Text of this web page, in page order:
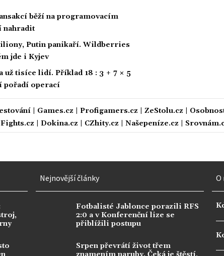
běží na programovacím
nahradit
Putin panikaří. Wildberries
jde i Kyjev
už tisíce lidí. Příklad 18 : 3 + 7 × 5
pořadí operací
Games.cz Profigamers.cz ZeStolu.cz
Fights.cz Dokina.cz CZhity.cz Našepeníze.cz
Nejnovější články
Fotbalisté Jablonce porazili RFS
2:0 a v Konferenční lize se
přiblížili postupu
Srpen převrátí život třem
O